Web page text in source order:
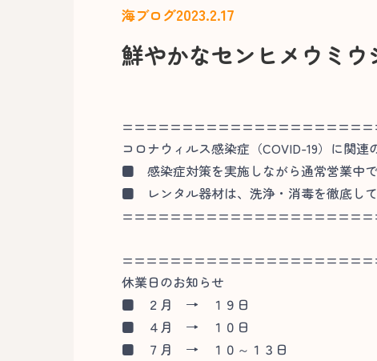
海ブログ2023.2.17
鮮やかなセンヒメウミウ
コロナウィルス感染症（COVID-19）に関連
■ 感染症対策を実施しながら通常営業中
■ レンタル器材は、洗浄・消毒を徹底し
休業日のお知らせ
■ ２月 → １９日
■ ４月 → １０日
■ ７月 → １０～１３日